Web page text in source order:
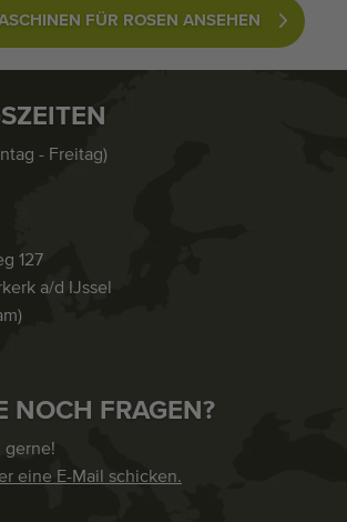
FÜR ROSEN ANSEHEN
- Freitag)
127
a/d IJssel
NOCH FRAGEN?
gerne!
eine E-Mail schicken.